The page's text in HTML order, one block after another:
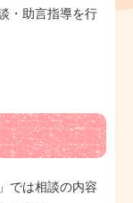
・助言指導を行
では相談の内容